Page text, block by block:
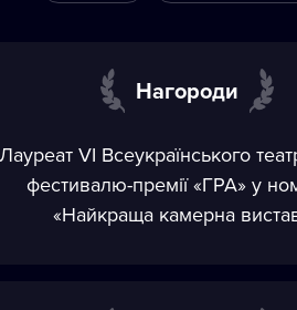
Нагороди
Лауреат VI Всеукраїнського
фестивалю-премії «ГРА» у
«Найкраща камерна